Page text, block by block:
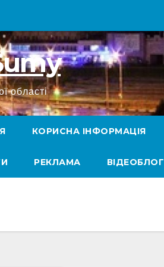
області
КОРИСНА ІНФОРМАЦІЯ
РЕКЛАМА ВІДЕОБЛОГ